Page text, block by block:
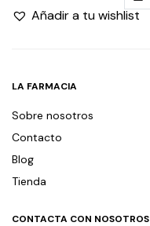
Añadir a tu wishlist
LA FARMACIA
Sobre nosotros
Contacto
Blog
Tienda
CONTACTA CON NOSOTROS